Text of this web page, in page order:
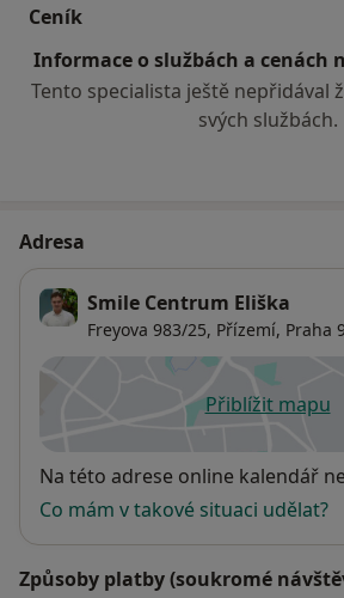
Retinol
Hlavní příčiny
aspekty korekce
Ceník
Informace o službách a cenách
Tento specialista ještě nepřidával
svých službách.
Adresa
Smile Centrum Eliška
Freyova 983/25, Přízemí, Praha
Přiblížit mapu
se
Dostupnost
Na této adrese online kalendář
Co mám v takové situaci udělat?
Způsoby platby (soukromé